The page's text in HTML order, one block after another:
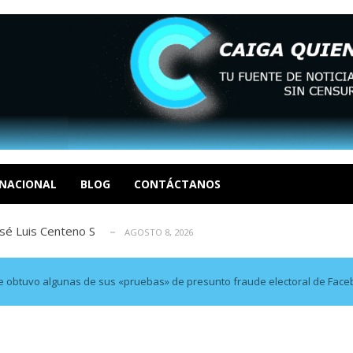
BLOG CONTÁCTANOS
R AGOSTO 8, 2026
Realpolitik y el Desmante... AGOSTO 8, 2026
R
García
Luis Centeno S
obtuvo algunas de sus «pruebas» de presunto fraude electoral de